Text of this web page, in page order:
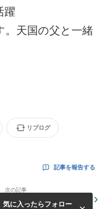
躍
。天国の父と一緒
リブログ
記事を報告する
次の記事
気に入ったらフォロー